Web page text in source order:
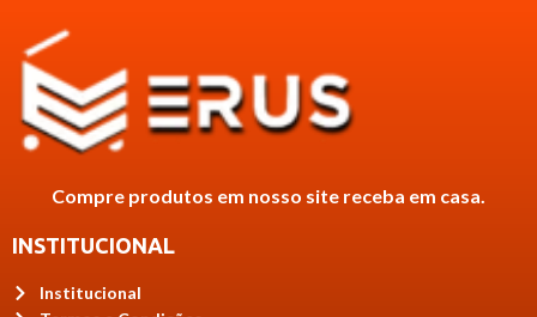
Compre produtos em nosso site receba em casa.
INSTITUCIONAL
Institucional